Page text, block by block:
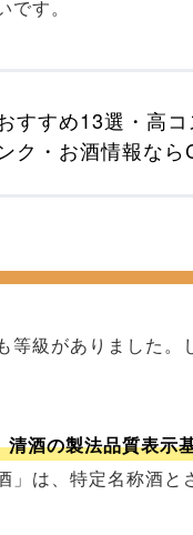
す。
すすめ13選・高
ク・お酒情報なら
等級がありました
酒の製法品質表示
は、特定名称酒と